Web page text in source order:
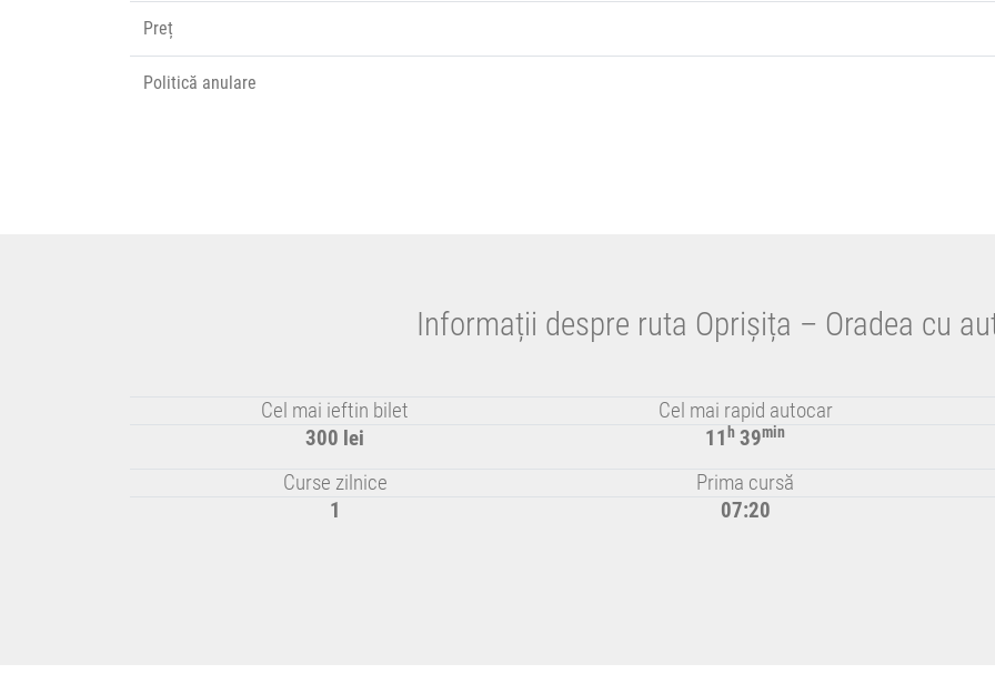
Preț
Politică anulare
Informații despre ruta Oprișița – Oradea cu
Cel mai ieftin bilet
300 lei
Cel mai rapid autocar
11h 39min
Curse zilnice
1
Prima cursă
07:20